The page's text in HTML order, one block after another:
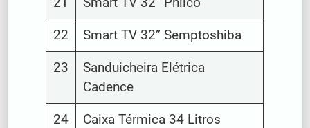
22 Smart TV 32” Semptoshiba
23
Sanduicheira Elétrica
Cadence
24 Caixa Térmica 34 Litros